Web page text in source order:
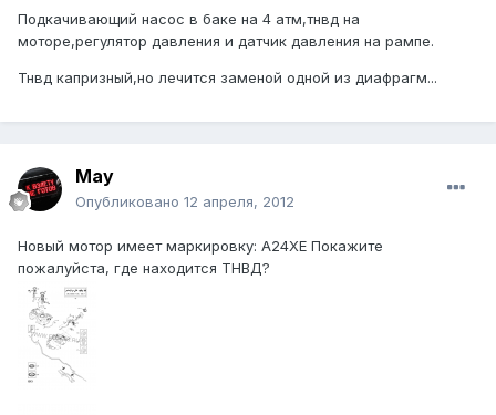
Подкачивающий насос в баке на 4 атм,тнвд на
моторе,регулятор давления и датчик давления на рампе.
Тнвд капризный,но лечится заменой одной из диафрагм...
May
Опубликовано 12 апреля, 2012
Новый мотор имеет маркировку: A24XE Покажите
пожалуйста, где находится ТНВД?